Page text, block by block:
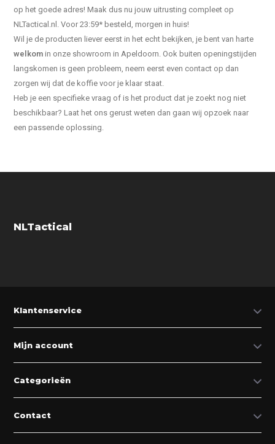
op het goede adres! Maak dus nu jouw uitrusting compleet op
NLTactical.nl. Voor 23:59* besteld, morgen in huis!
Wil je de producten liever eerst in het echt bekijken, je bent van harte
welkom in onze showroom in Apeldoorn. Ook buiten openingstijden
langskomen is geen probleem, neem eerst even contact op dan
zorgen wij dat de koffie voor je klaar staat.
Heb je een specifieke vraag of is het product dat je zoekt nog niet
beschikbaar? Laat het ons gerust weten dan gaan wij opzoek naar
een passende oplossing.
NLTactical
Klantenservice
Mijn account
Categorieën
Contact